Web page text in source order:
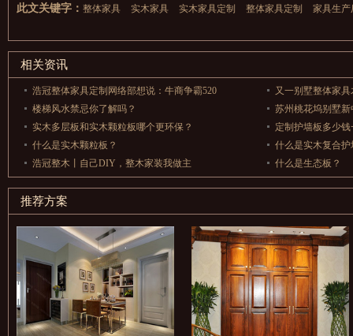
此文关键字： 整体家具 实木家具 实木家具定制 整体家具定制 家具生产
相关资讯
浩冠整体家具定制网络部想说：牛商争霸520
又一别墅整体家
楼梯风水禁忌你了解吗？
苏州桃花坞别墅
实木多层板和实木颗粒板哪个更环保？
定制护墙板多少钱
什么是实木颗粒板？
什么是实木复合护
浩冠整木丨自己DIY，整木家装我做主
什么是生态板？
推荐方案